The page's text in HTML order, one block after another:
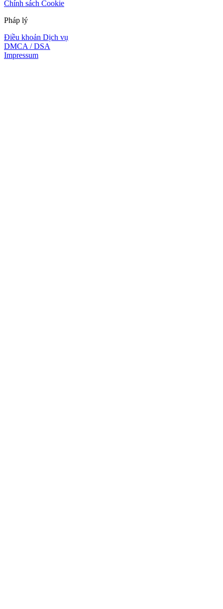
Chính sách Cookie
Pháp lý
Điều khoản Dịch vụ
DMCA / DSA
Impressum